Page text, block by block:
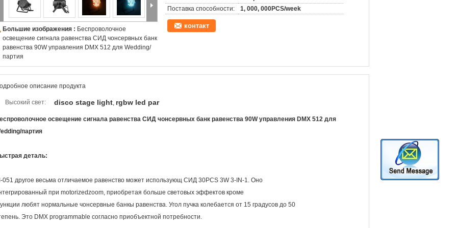
Большие изображения : Беспроволочное
освещение сигнала равенства СИД чонсервных банк
равенства 90W управления DMX 512 для Wedding/
партия
Поставка способности:
1, 000, 000PCS/week
контакт
описание продукта
Высокий свет: disco stage light, rgbw led par
освещение сигнала равенства СИД чонсервных банк равенства 90W управления DMX 512 для
партия
деталь:
051 другое весьма отличаемое равенство может использующ СИД 30PCS 3W 3-IN-1. Оно
при motorizedzoom, приобретая больше световых эффектов кроме
любят нормальные чонсервные банкы равенства. Угол пучка колебается от 15 градусов до 50
Это DMX programmable согласно приобъектной потребности.